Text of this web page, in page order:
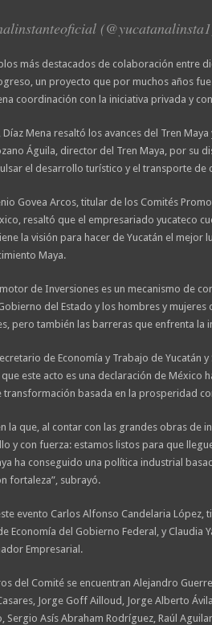
más destacados de colaboración entre
un proyecto que por muchos años
coordinación con la iniciativa privada y
Mena resaltó los avances del Tren
Águila, director del Tren Maya, por su
el desarrollo turístico y el transporte de
Govea Arcos, titular de los Comités
resaltó que el empresariado yucateco
la visión para hacer de Yucatán el mejor
Maya.
de Inversiones es un mecanismo de
del Estado y los hombres y
pero también las barreras que enfrenta la
de Economía y Trabajo de Yucatán
este acto es una declaración de México
transformación basada en la prosperidad
la que, al contar con las grandes obras de
y con fuerza: estamos listos para que
ha conseguido una política industrial
fortaleza”, subrayó.
evento Carlos Alfonso Candelaria López,
Economía del Gobierno Federal, y Claudia
Empresarial.
del Comité se encuentran Alejandro
Jorge Goff Ailloud, Jorge Alberto
Sergio Asís Abraham Rodríguez, Raúl